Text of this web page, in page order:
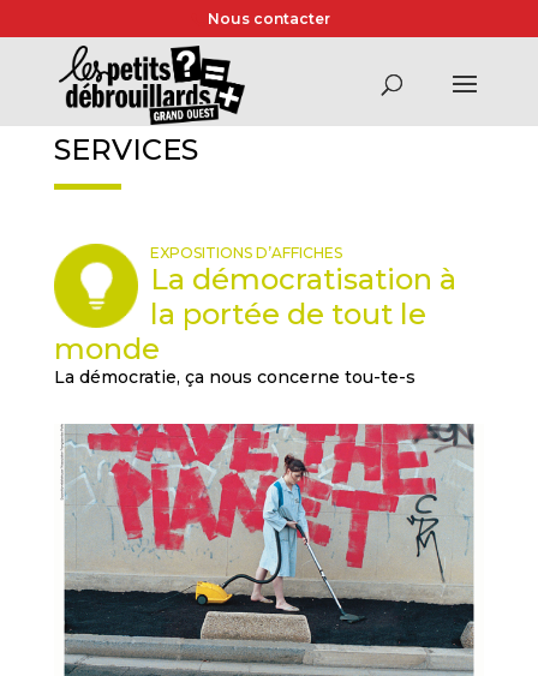
Nous contacter
SERVICES
EXPOSITIONS D’AFFICHES
La démocratisation à
la portée de tout le
monde
La démocratie, ça nous concerne tou-te-s